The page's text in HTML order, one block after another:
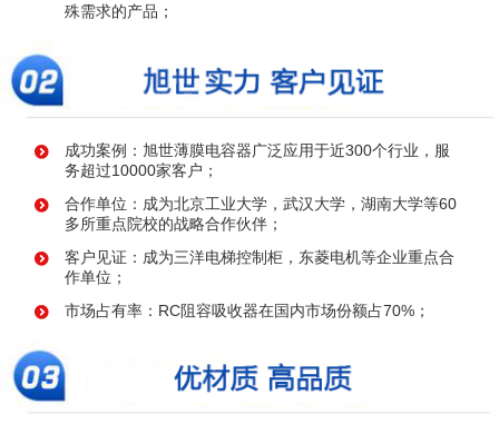
殊需求的产品；
成功案例：旭世薄膜电容器广泛应用于近300个行业，服
务超过10000家客户；
合作单位：成为北京工业大学，武汉大学，湖南大学等60
多所重点院校的战略合作伙伴；
客户见证：成为三洋电梯控制柜，东菱电机等企业重点合
作单位；
市场占有率：RC阻容吸收器在国内市场份额占70%；